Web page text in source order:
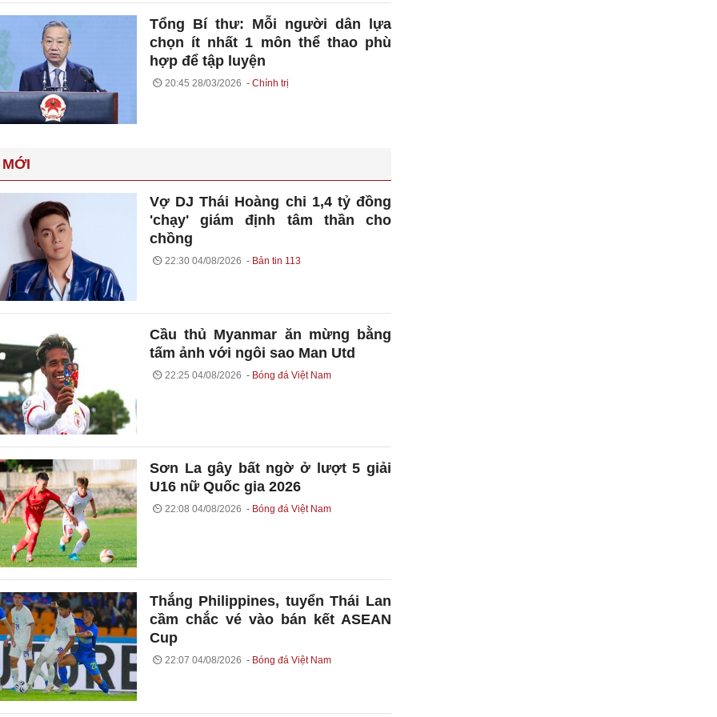
Tổng Bí thư: Mỗi người dân lựa
chọn ít nhất 1 môn thể thao phù
hợp để tập luyện
20:45 28/03/2026 Chính trị
Vợ DJ Thái Hoàng chi 1,4 tỷ đồng
'chạy' giám định tâm thần cho
chồng
22:30 04/08/2026 Bản tin 113
Cầu thủ Myanmar ăn mừng bằng
tấm ảnh với ngôi sao Man Utd
22:25 04/08/2026 Bóng đá Việt Nam
Sơn La gây bất ngờ ở lượt 5 giải
U16 nữ Quốc gia 2026
22:08 04/08/2026 Bóng đá Việt Nam
Thắng Philippines, tuyển Thái Lan
cầm chắc vé vào bán kết ASEAN
Cup
22:07 04/08/2026 Bóng đá Việt Nam